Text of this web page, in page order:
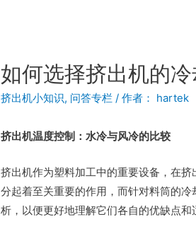
如何选择挤出机的
挤出机小知识, 问答专栏 / 作者： hartek
挤出机温度控制：水冷与风冷的比较
挤出机作为塑料加工中的重要设备，在
分起着至关重要的作用，而针对料筒的
析，以便更好地理解它们各自的优缺点和